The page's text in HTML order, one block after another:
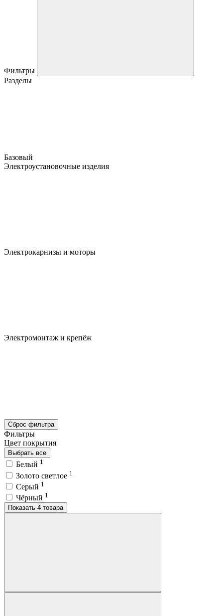
Фильтры
Разделы
Базовый
Электроустановочные изделия
Электрокарнизы и моторы
Электромонтаж и крепёж
Сброс фильтра
Фильтры
Цвет покрытия
Выбрать все
Белый 1
Золото светлое 1
Серый 1
Чёрный 1
Показать 4 товара